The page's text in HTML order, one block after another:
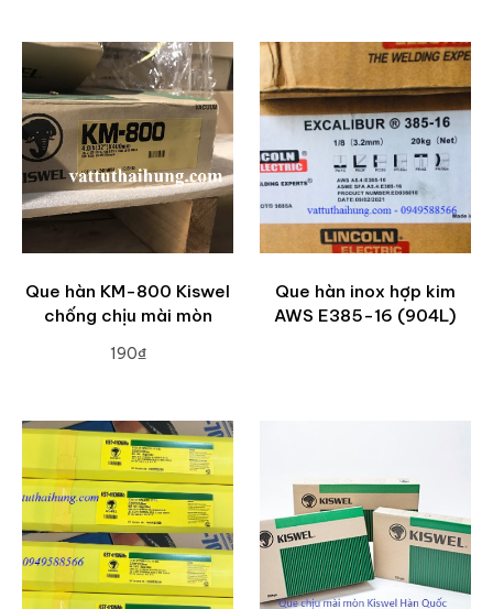
Que hàn KM-800 Kiswel
chống chịu mài mòn
190₫
Que hàn inox hợp kim
AWS E385-16 (904L)